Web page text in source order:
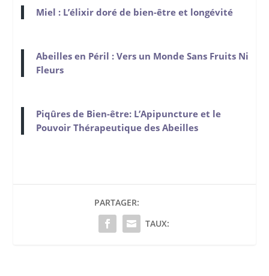
Miel : L’élixir doré de bien-être et longévité
Abeilles en Péril : Vers un Monde Sans Fruits Ni
Fleurs
Piqûres de Bien-être: L’Apipuncture et le
Pouvoir Thérapeutique des Abeilles
PARTAGER:
TAUX: